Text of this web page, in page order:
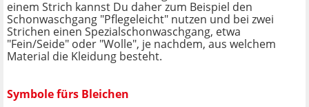
einem Strich kannst Du daher zum Beispiel den
Schonwaschgang "Pflegeleicht" nutzen und bei zwei
Strichen einen Spezialschonwaschgang, etwa
"Fein/Seide" oder "Wolle", je nachdem, aus welchem
Material die Kleidung besteht.
Symbole fürs Bleichen